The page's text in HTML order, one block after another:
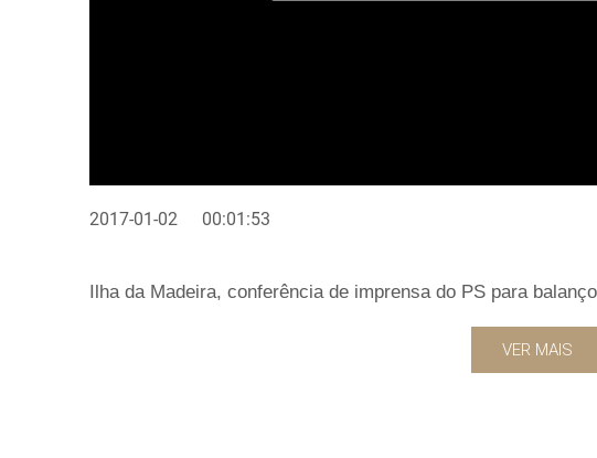
2017-01-02 00:01:53
Ilha da Madeira, conferência de imprensa do PS para
VER MAIS